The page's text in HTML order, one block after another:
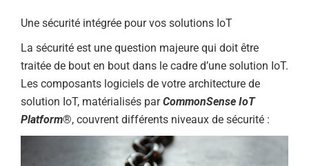
Une sécurité intégrée pour vos solutions IoT
La sécurité est une question majeure qui doit être
traitée de bout en bout dans le cadre d’une solution IoT.
Les composants logiciels de votre architecture de
solution IoT, matérialisés parCommonSense IoT
Platform®, couvrent différents niveaux de sécurité :